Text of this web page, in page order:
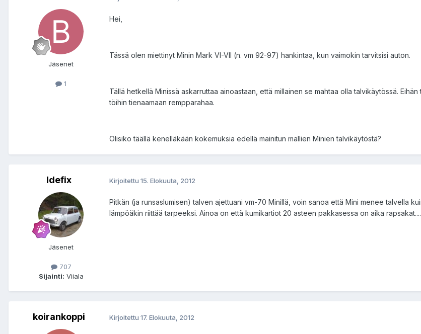
Jäsenet
1
Hei,
Tässä olen miettinyt Minin Mark VI-VII (n. vm 92-97) hankintaa, kun vaimokin tarvitsisi auton.
Tällä hetkellä Minissä askarruttaa ainoastaan, että millainen se mahtaa olla talvikäytössä.
töihin tienaamaan rempparahaa.
Olisiko täällä kenelläkään kokemuksia edellä mainitun mallien Minien talvikäytöstä?
Idefix
Jäsenet
707
Sijainti: Viiala
Kirjoitettu 15. Elokuuta, 2012
Pitkän (ja runsaslumisen) talven ajettuani vm-70 Minillä, voin sanoa että Mini menee talvella
lämpöäkin riittää tarpeeksi. Ainoa on että kumikartiot 20 asteen pakkasessa on aika
koirankoppi Kirjoitettu 17. Elokuuta, 2012